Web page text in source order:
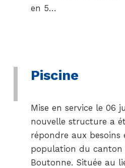
en 5…
Piscine
Mise en service le 06
nouvelle structure a
répondre aux besoins
population du canton
Boutonne. Située au